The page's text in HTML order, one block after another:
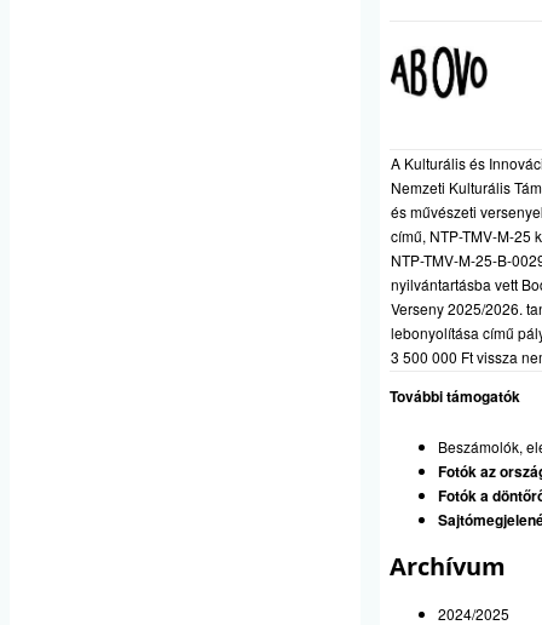
A Kulturális és
Nemzeti Kulturális
és művészeti
című, NTP-TMV-M-25
NTP-TMV-M-25-B-
nyilvántartásba vett
Verseny 2025/2026.
lebonyolítása című
3 500 000 Ft vissza
További támogatók
Beszámolók,
Fotók az
Fotók a
Archívum
2024/2025